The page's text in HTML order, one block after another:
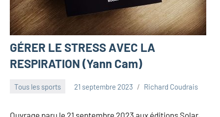
GÉRER LE STRESS AVEC LA
RESPIRATION (Yann Cam)
Tous les sports 21 septembre 2023 Richard Coudrais